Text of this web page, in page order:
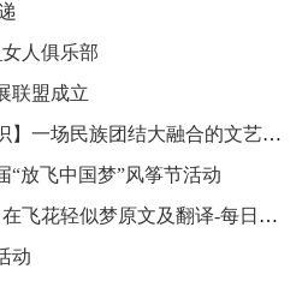
人俱乐部
联盟成立
【铸牢中华民族共同体意识】一场民族团结大融合的文艺盛宴
“放飞中国梦”风筝节活动
自在飞花轻似梦下一句_自在飞花轻似梦原文及翻译-每日观察
动